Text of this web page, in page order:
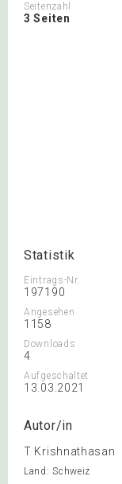
Seitenzahl
3 Seiten
Statistik
Eintrags-Nr.
197190
Angesehen
1158
Downloads
4
Aufgeschaltet
13.03.2021
Autor/in
T Krishnathasan
Land: Schweiz